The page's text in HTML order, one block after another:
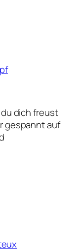
dich freust
gespannt auf